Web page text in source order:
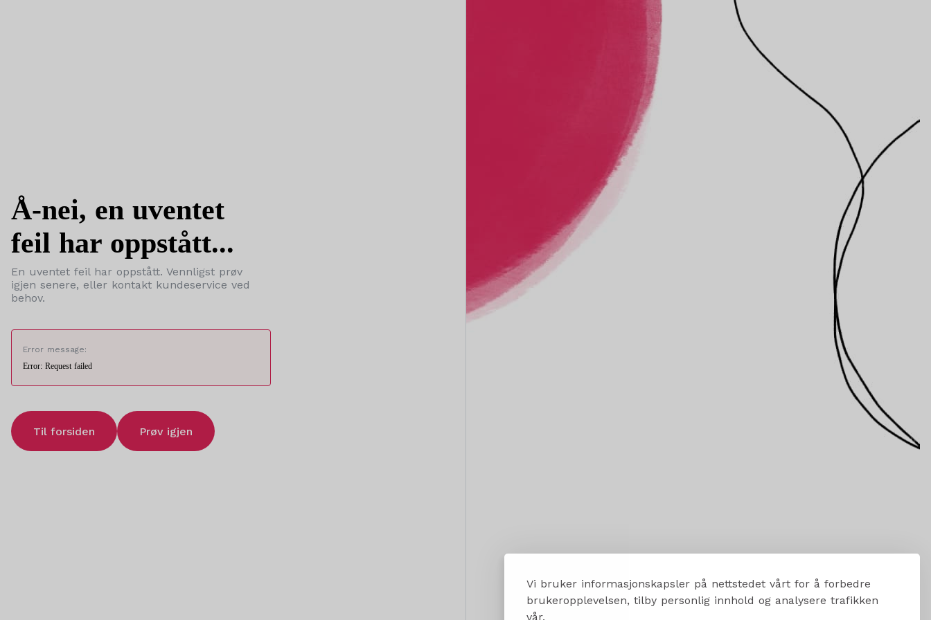
Vi bruker informasjonskapsler på nettstedet vårt for å forbedre
brukeropplevelsen, tilby personlig innhold og analysere trafikken
vår.
Å-nei, en uventet
feil har oppstått...
En uventet feil har oppstått. Vennligst prøv
igjen senere, eller kontakt kundeservice ved
behov.
Error message:
Error: Request failed
Til forsiden Prøv igjen